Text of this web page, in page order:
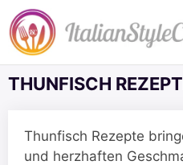
Zum
Inhalt
springen
THUNFISCH
Thunfisch Rezepte
und herzhaften